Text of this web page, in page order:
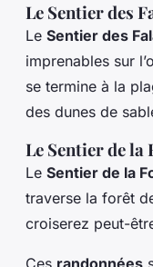
Le Sentier des
Le Sentier des
imprenables sur
se termine à la
des dunes de
Le Sentier de la
Le Sentier de la
traverse la forêt
croiserez peut-